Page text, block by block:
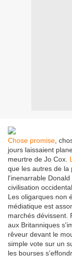
Chose promise ,
jours laissaient
meurtre de Jo Cox.
que les autres de la
l'inenarrable
civilisation
Les oligarques non
médiatique est
marchés dévissent.
aux Britanniques
rêveur devant le
simple vote sur un
les bourses